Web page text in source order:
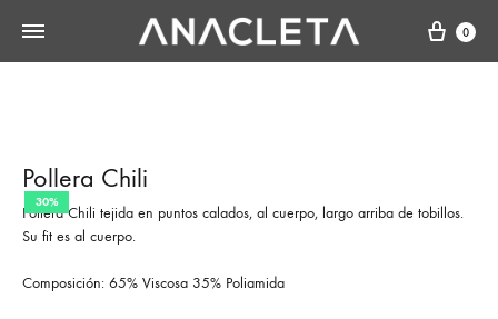
Cart
0
30%
Pollera Chili
Pollera Chili tejida en puntos calados, al cuerpo, largo arriba de tobillos.
Su fit es al cuerpo.
Composición: 65% Viscosa 35% Poliamida